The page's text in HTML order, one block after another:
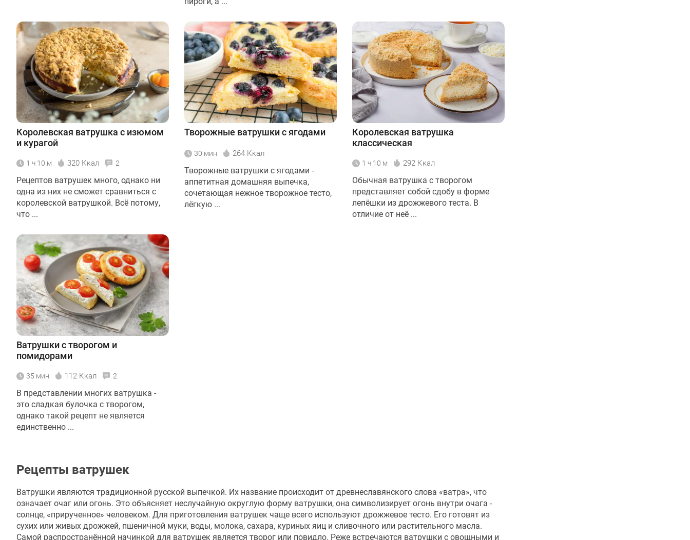
Королевская ватрушка с изюмом
и курагой
1 ч 10 м 320 Ккал 2
Рецептов ватрушек много, однако ни
одна из них не сможет сравниться с
королевской ватрушкой. Всё потому,
что ...
Творожные ватрушки с ягодами
30 мин 264 Ккал
Творожные ватрушки с ягодами -
аппетитная домашняя выпечка,
сочетающая нежное творожное тесто,
лёгкую ...
Королевская ватрушка
классическая
1 ч 10 м 292 Ккал
Обычная ватрушка с творогом
представляет собой сдобу в форме
лепёшки из дрожжевого теста. В
отличие от неё ...
Ватрушки с творогом и
помидорами
35 мин 112 Ккал 2
В представлении многих ватрушка -
это сладкая булочка с творогом,
однако такой рецепт не является
единственно ...
Рецепты ватрушек
Ватрушки являются традиционной русской выпечкой. Их название происходит от древнеславянского слова «ватра», что
означает очаг или огонь. Это объясняет неслучайную округлую форму ватрушки, она символизирует огонь внутри очага -
солнце, «прирученное» человеком. Для приготовления ватрушек чаще всего используют дрожжевое тесто. Его готовят из
сухих или живых дрожжей, пшеничной муки, воды, молока, сахара, куриных яиц и сливочного или растительного масла.
Самой распространённой начинкой для ватрушек является творог или повидло. Реже встречаются ватрушки с овощными и